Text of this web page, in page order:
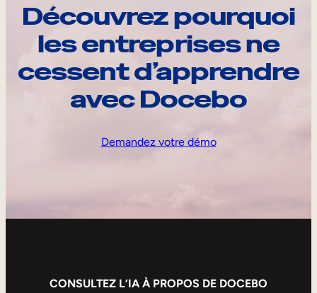
Découvrez pourquoi
les entreprises ne
cessent d’apprendre
avec Docebo
Demandez votre démo
CONSULTEZ L’IA À PROPOS DE DOCEBO